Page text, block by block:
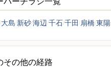
大島 新砂海辺 千石千田 扇橋東陽
その他の経路